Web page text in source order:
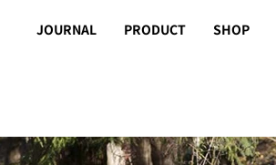
JOURNAL PRODUCT SHOP